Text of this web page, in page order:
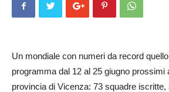
Un mondiale con numeri da record
programma dal 12 al 25 giugno prossimi
provincia di Vicenza: 73 squadre iscritte,